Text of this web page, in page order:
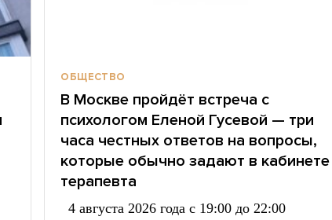
ОБЩЕСТВО
В Москве пройдёт встреча с
психологом Еленой Гусевой — три
часа честных ответов на вопросы,
которые обычно задают в кабинете
терапевта
4 августа 2026 года с 19:00 до 22:00